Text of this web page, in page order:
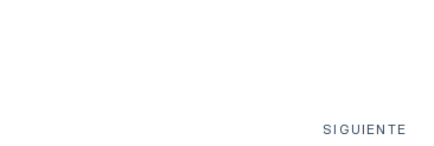
SIGUIENTE